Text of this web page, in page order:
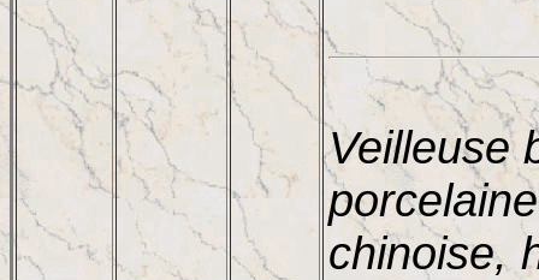
Veilleuse
chinoise,